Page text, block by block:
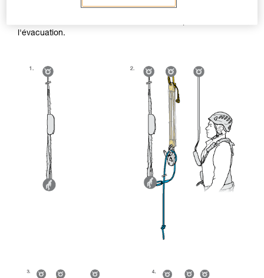
directe sur le harnais permet aussi de lever plus
l'évacuation.